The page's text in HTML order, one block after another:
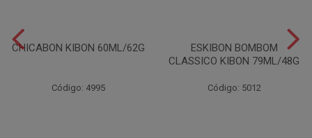
CHICABON KIBON 60ML/62G
Código: 4995
ESKIBON BOMBOM
CLASSICO KIBON 79ML/48G
Código: 5012